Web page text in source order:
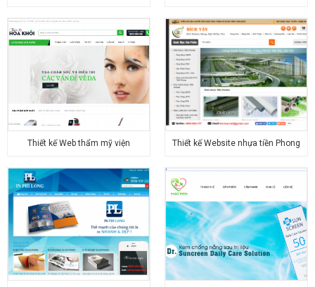
Thiết kế Web thẩm mỹ viện Thiết kế Website nhựa tiền Phong